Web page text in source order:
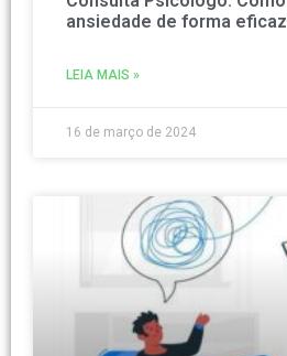
ansiedade de forma eficaz
LEIA MAIS »
16 de março de 2024